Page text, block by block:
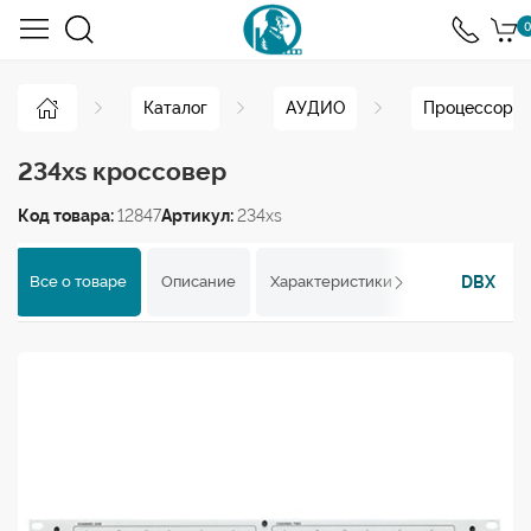
0
Каталог АУДИО Процессоры
234xs кроссовер
Код товара:12847Артикул:234xs
Все о товаре Описание Характеристики ОтзывыDBX